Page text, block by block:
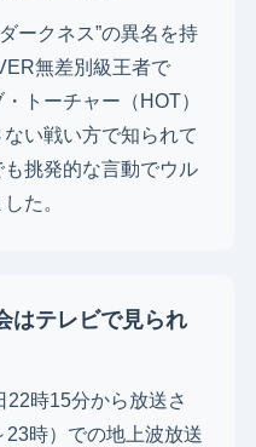
ークネス”の異名を持
無差別級王者で
トーチャー（HOT）
い戦い方で知られて
挑発的な言動でウル
た。
はテレビで見られ
時15分から放送さ
時）での地上波放送